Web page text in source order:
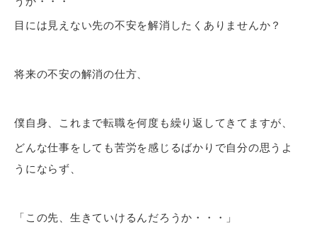
目には見えない先の不安を解消したくありませんか？
将来の不安の解消の仕方、
僕自身、これまで転職を何度も繰り返してきてますが、
どんな仕事をしても苦労を感じるばかりで自分の思うよ
うにならず、
「この先、生きていけるんだろうか・・・」